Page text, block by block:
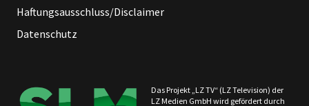
Haftungsausschluss/Disclaimer
Datenschutz
Das Projekt „LZ TV“ (LZ Television) der
LZ Medien GmbH wird gefördert durch